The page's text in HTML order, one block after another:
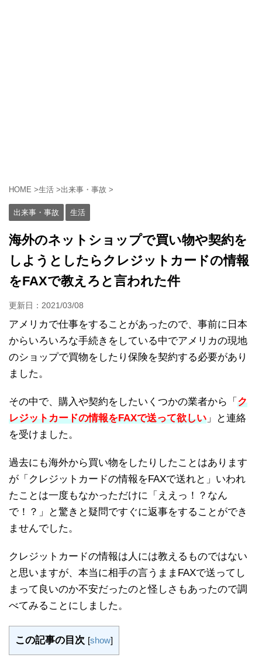
HOME >生活 >出来事・事故 >
出来事・事故 生活
海外のネットショップで買い物や契約を
しようとしたらクレジットカードの情報
をFAXで教えろと言われた件
更新日： 2021/03/08
アメリカで仕事をすることがあったので、事前に日本
からいろいろな手続きをしている中でアメリカの現地
のショップで買物をしたり保険を契約する必要があり
ました。
その中で、購入や契約をしたいくつかの業者から「 ク
レジットカードの情報をFAXで送って欲しい 」と連絡
を受けました。
過去にも海外から買い物をしたりしたことはあります
が「クレジットカードの情報をFAXで送れと」いわれ
たことは一度もなかっただけに「ええっ！？なん
で！？」と驚きと疑問ですぐに返事をすることができ
ませんでした。
クレジットカードの情報は人には教えるものではない
と思いますが、本当に相手の言うままFAXで送ってし
まって良いのか不安だったのと怪しさもあったので調
べてみることにしました。
この記事の目次 [show]